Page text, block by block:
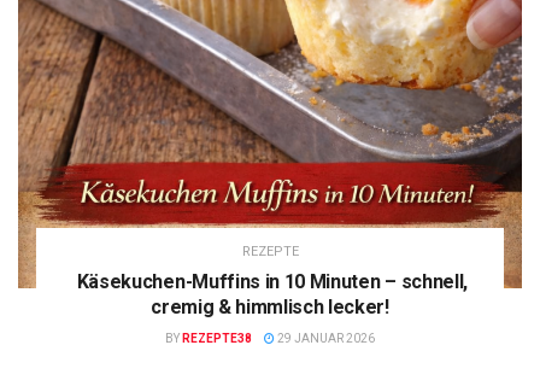
REZEPTE
Käsekuchen-Muffins in 10 Minuten – schnell,
cremig & himmlisch lecker!
BY REZEPTE38 29 JANUAR 2026